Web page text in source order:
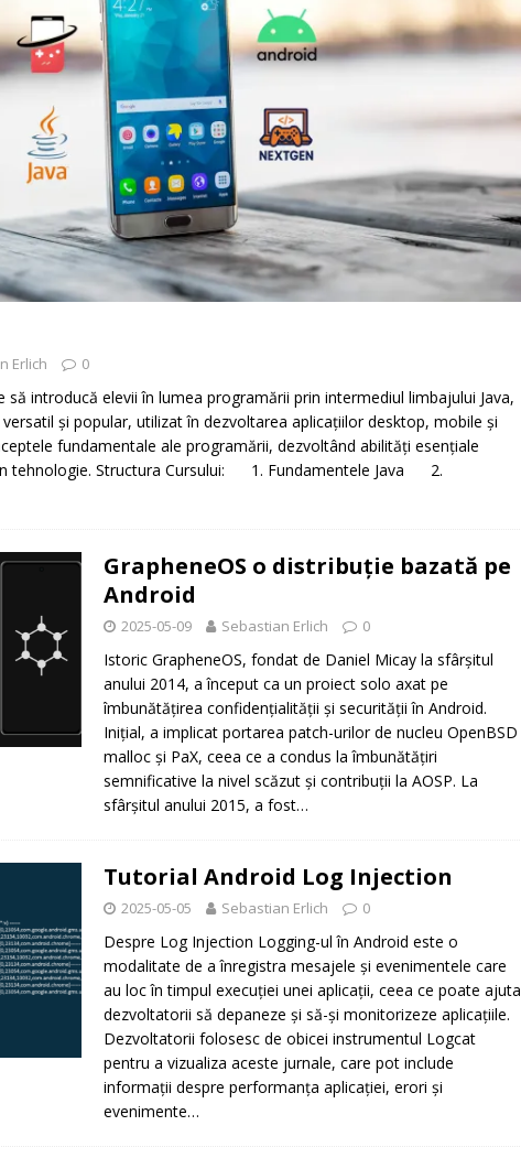
Erlich 0
să introducă elevii în lumea programării prin intermediul limbajului Java,
și popular, utilizat în dezvoltarea aplicațiilor desktop, mobile și
fundamentale ale programării, dezvoltând abilități esențiale
tehnologie. Structura Cursului: 1. Fundamentele Java 2.
GrapheneOS o distribuție bazată pe
Android
2025-05-09 Sebastian Erlich 0
Istoric GrapheneOS, fondat de Daniel Micay la sfârșitul
anului 2014, a început ca un proiect solo axat pe
îmbunătățirea confidențialității și securității în Android.
Inițial, a implicat portarea patch-urilor de nucleu OpenBSD
malloc și PaX, ceea ce a condus la îmbunătățiri
semnificative la nivel scăzut și contribuții la AOSP. La
sfârșitul anului 2015, a fost…
Tutorial Android Log Injection
2025-05-05 Sebastian Erlich 0
Despre Log Injection Logging-ul în Android este o
modalitate de a înregistra mesajele și evenimentele care
au loc în timpul execuției unei aplicații, ceea ce poate ajuta
dezvoltatorii să depaneze și să-și monitorizeze aplicațiile.
Dezvoltatorii folosesc de obicei instrumentul Logcat
pentru a vizualiza aceste jurnale, care pot include
informații despre performanța aplicației, erori și
evenimente…